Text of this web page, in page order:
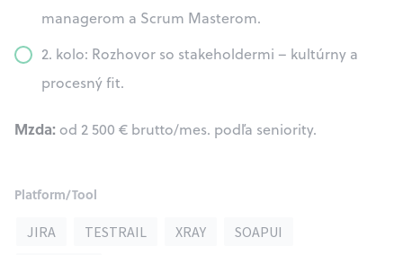
managerom a Scrum Masterom.
2. kolo: Rozhovor so stakeholdermi – kultúrny a
procesný fit.
Mzda: od 2 500 € brutto/mes. podľa seniority.
Platform/Tool
JIRA TESTRAIL XRAY
SOAPUI